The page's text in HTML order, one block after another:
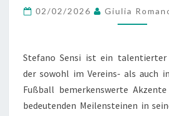
TALENT
02/02/2026 Giulia
Stefano Sensi ist ein
der sowohl im Vereins- als auch
Fußball bemerkenswerte
bedeutenden Meilensteinen in